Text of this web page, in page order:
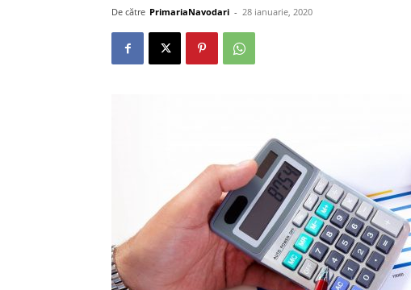
De către PrimariaNavodari - 28 ianuarie, 2020